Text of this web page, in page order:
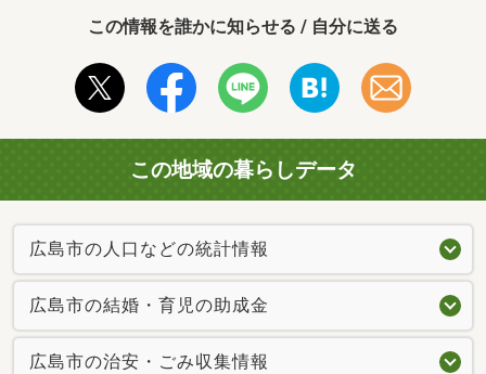
この情報を誰かに知らせる / 自分に送る
この地域の暮らしデータ
広島市の人口などの統計情報
広島市の結婚・育児の助成金
広島市の治安・ごみ収集情報